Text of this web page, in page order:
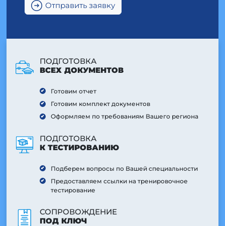
Отправить заявку
ПОДГОТОВКА
ВСЕХ ДОКУМЕНТОВ
Готовим отчет
Готовим комплект документов
Оформляем по требованиям Вашего региона
ПОДГОТОВКА
К ТЕСТИРОВАНИЮ
Подберем вопросы по Вашей специальности
Предоставляем ссылки на тренировочное
тестирование
СОПРОВОЖДЕНИЕ
ПОД КЛЮЧ